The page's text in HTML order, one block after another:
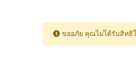
ขออภัย คุณไม่ได้รับสิทธิ